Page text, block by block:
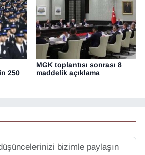
250
MGK toplantısı sonrası 8
maddelik açıklama